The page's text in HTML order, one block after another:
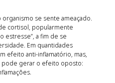
se sente ameaçado.
cortisol, popularmente
estresse”, a fim de se
Em quantidades
efeito anti-inflamatório, mas,
pode gerar o efeito oposto: